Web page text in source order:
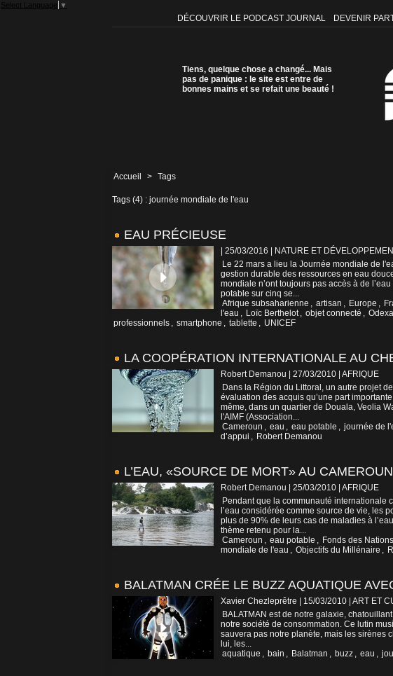
Select Language ▼
DÉCOUVRIR LE PODCAST JOURNAL DEVENIR
Tiens, quelque chose a changé... Mais
pas de panique : le site est entre de
bonnes mains et se refait une beauté !
Accueil > Tags
Tags (4) : journée mondiale de l'eau
EAU PRÉCIEUSE
| 25/03/2016
NATURE ET
Le 22 mars a lieu la Journée mondiale de
gestion durable des ressources en eau
mondiale n’ont toujours pas accès à de
potable sur cinq se...
Afrique subsaharienne , artisan , Europe ,
l'eau , Loïc Berthelot , objet connecté , Odexa
professionnels , smartphone , tablette , UNICEF
LA COOPÉRATION INTERNATIONALE AU
Robert Demanou | 27/03/2010 AFRIQUE
Dans la Région du Littoral, un autre projet
évaluation des acquis qu’une part
même, dans un quartier de Douala, Veolia
l'AIMF (Association...
Cameroun , eau , eau potable , journée de
d’appui , Robert Demanou
L’EAU, «SOURCE DE MORT» AU CAMEROUN
Robert Demanou | 25/03/2010 AFRIQUE
Pendant que la communauté internationale
l’eau considérée comme source de vie, les
plus de 90% de leurs cas de maladies à
thème retenu pour la...
Cameroun , eau potable , Fonds des
mondiale de l'eau , Objectifs du Millénaire ,
BALATMAN CRÉE LE BUZZ AQUATIQUE
Xavier Chezleprêtre | 15/03/2010 ART ET
BALATMAN est de notre galaxie,
notre société de consommation. Ce lutin
sauvera pas notre planète, mais les sirènes
lui, les...
aquatique , bain , Balatman , buzz , eau ,